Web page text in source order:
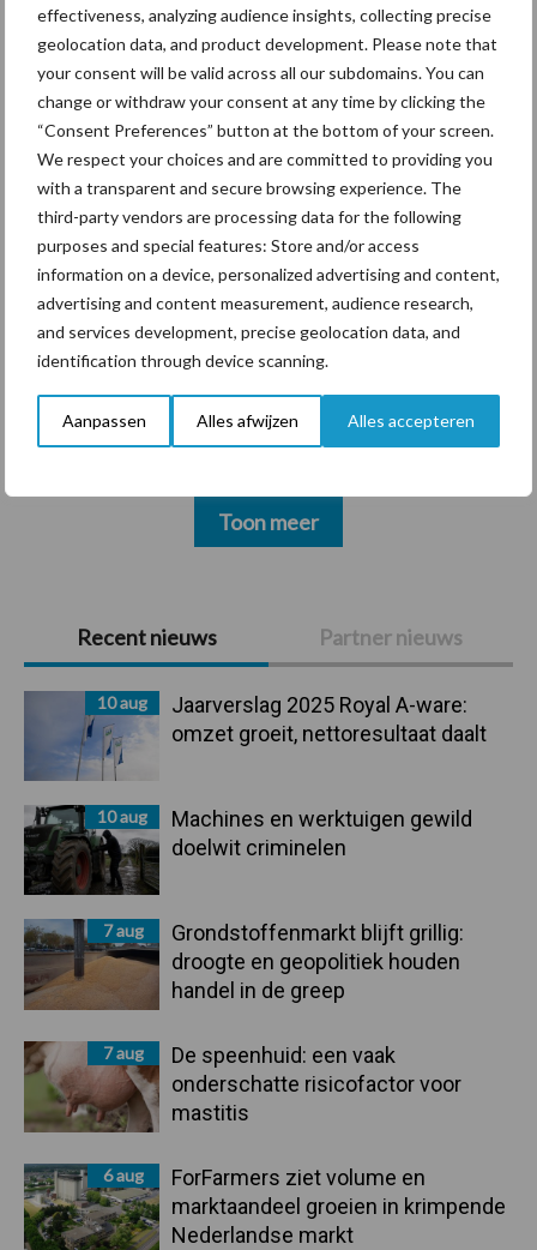
effectiveness, analyzing audience insights, collecting precise
geolocation data, and product development. Please note that
your consent will be valid across all our subdomains. You can
change or withdraw your consent at any time by clicking the
“Consent Preferences” button at the bottom of your screen.
We respect your choices and are committed to providing you
with a transparent and secure browsing experience. The
third-party vendors are processing data for the following
purposes and special features: Store and/or access
information on a device, personalized advertising and content,
advertising and content measurement, audience research,
and services development, precise geolocation data, and
identification through device scanning.
Aanpassen Alles afwijzen Alles accepteren
Primaire
Sidebar
Recent nieuws Partner nieuws
10 aug
Jaarverslag 2025 Royal A-ware:
omzet groeit, nettoresultaat daalt
10 aug
Machines en werktuigen gewild
doelwit criminelen
7 aug
Grondstoffenmarkt blijft grillig:
droogte en geopolitiek houden
handel in de greep
7 aug
De speenhuid: een vaak
onderschatte risicofactor voor
mastitis
6 aug
ForFarmers ziet volume en
marktaandeel groeien in krimpende
Nederlandse markt
Grondstoffenmarkt blijft
grillig: droogte en
geopolitiek houden handel
in de greep
Diergezondheid Bemesting Fokkerij
Mastitis Hittestress
Toon meer